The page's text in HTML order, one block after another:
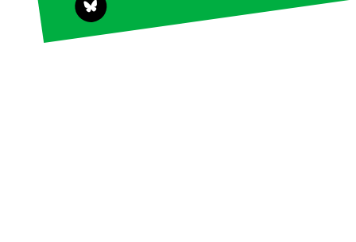
Télécharger
gratuitement les
guides éco-citoyens